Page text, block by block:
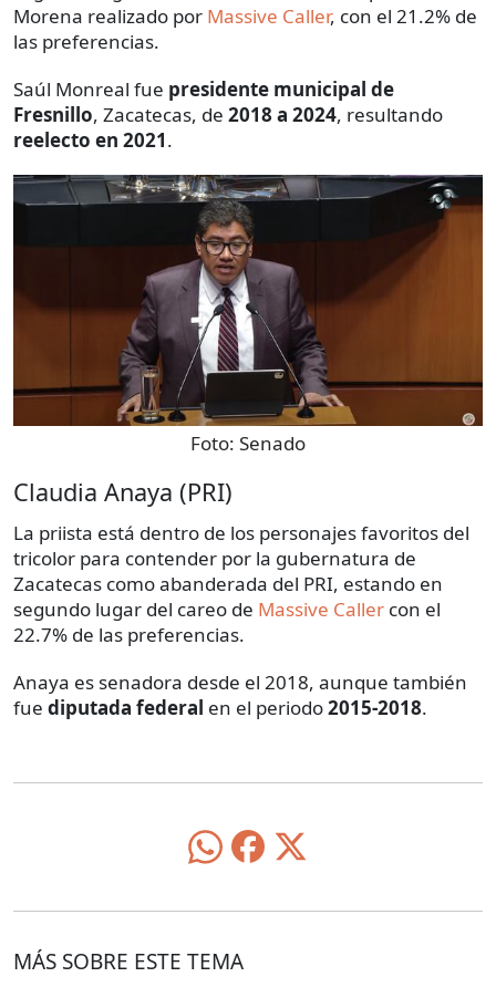
Morena realizado por Massive Caller, con el 21.2% de
las preferencias.
Saúl Monreal fue presidente municipal de
Fresnillo, Zacatecas, de 2018 a 2024, resultando
reelecto en 2021.
Foto: Senado
Claudia Anaya (PRI)
La priista está dentro de los personajes favoritos del
tricolor para contender por la gubernatura de
Zacatecas como abanderada del PRI, estando en
segundo lugar del careo de Massive Caller con el
22.7% de las preferencias.
Anaya es senadora desde el 2018, aunque también
fue diputada federal en el periodo2015-2018.
MÁS SOBRE ESTE TEMA